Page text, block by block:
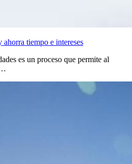
tiempo e intereses
es un proceso que permite al